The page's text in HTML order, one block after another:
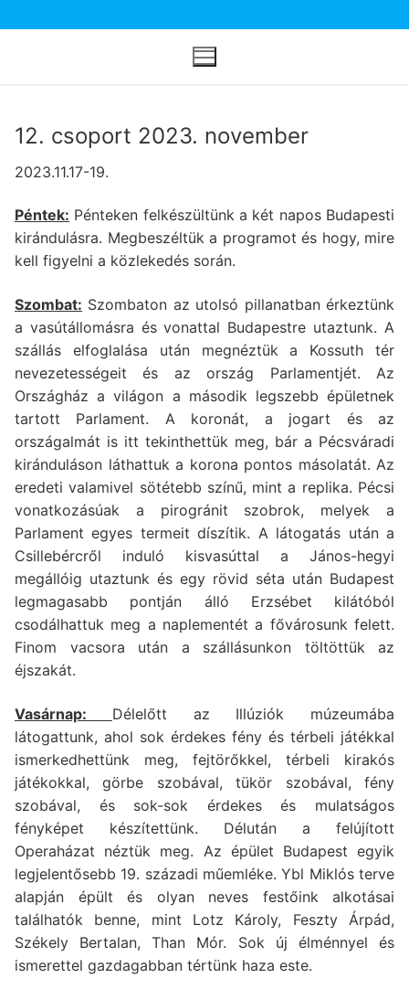
a
12. csoport 2023. november
2023.11.17-19.
Péntek: Pénteken felkészültünk a két napos Budapesti
kirándulásra. Megbeszéltük a programot és hogy, mire
kell figyelni a közlekedés során.
Szombat: Szombaton az utolsó pillanatban érkeztünk
a vasútállomásra és vonattal Budapestre utaztunk. A
szállás elfoglalása után megnéztük a Kossuth tér
nevezetességeit és az ország Parlamentjét. Az
Országház a világon a második legszebb épületnek
tartott Parlament. A koronát, a jogart és az
országalmát is itt tekinthettük meg, bár a Pécsváradi
kiránduláson láthattuk a korona pontos másolatát. Az
eredeti valamivel sötétebb színű, mint a replika. Pécsi
vonatkozásúak a pirogránit szobrok, melyek a
Parlament egyes termeit díszítik. A látogatás után a
Csillebércről induló kisvasúttal a János-hegyi
megállóig utaztunk és egy rövid séta után Budapest
legmagasabb pontján álló Erzsébet kilátóból
csodálhattuk meg a naplementét a fővárosunk felett.
Finom vacsora után a szállásunkon töltöttük az
éjszakát.
Vasárnap: Délelőtt az Illúziók múzeumába
látogattunk, ahol sok érdekes fény és térbeli játékkal
ismerkedhettünk meg, fejtörőkkel, térbeli kirakós
játékokkal, görbe szobával, tükör szobával, fény
szobával, és sok-sok érdekes és mulatságos
fényképet készítettünk. Délután a felújított
Operaházat néztük meg. Az épület Budapest egyik
legjelentősebb 19. századi műemléke. Ybl Miklós terve
alapján épült és olyan neves festőink alkotásai
találhatók benne, mint Lotz Károly, Feszty Árpád,
Székely Bertalan, Than Mór. Sok új élménnyel és
ismerettel gazdagabban tértünk haza este.